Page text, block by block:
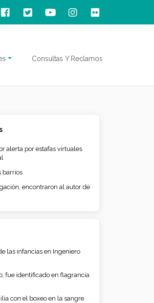
Consultas Y Reclamos
alerta por estafas virtuales
barrios
encontraron al autor de
las infancias en Ingeniero
fue identificado en flagrancia
con el boxeo en la sangre